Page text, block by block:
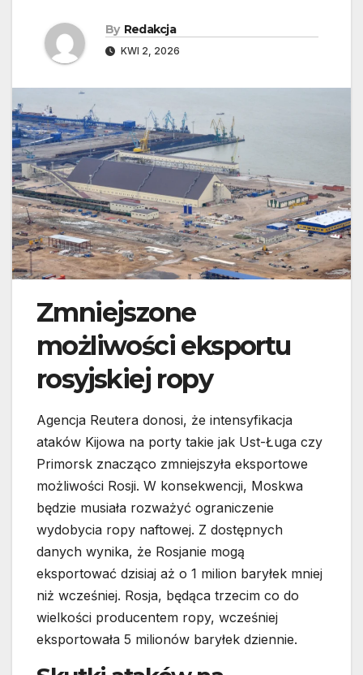
By Redakcja
KWI 2, 2026
Zmniejszone
możliwości eksportu
rosyjskiej ropy
Agencja Reutera donosi, że intensyfikacja
ataków Kijowa na porty takie jak Ust-Ługa czy
Primorsk znacząco zmniejszyła eksportowe
możliwości Rosji. W konsekwencji, Moskwa
będzie musiała rozważyć ograniczenie
wydobycia ropy naftowej. Z dostępnych
danych wynika, że Rosjanie mogą
eksportować dzisiaj aż o 1 milion baryłek mniej
niż wcześniej. Rosja, będąca trzecim co do
wielkości producentem ropy, wcześniej
eksportowała 5 milionów baryłek dziennie.